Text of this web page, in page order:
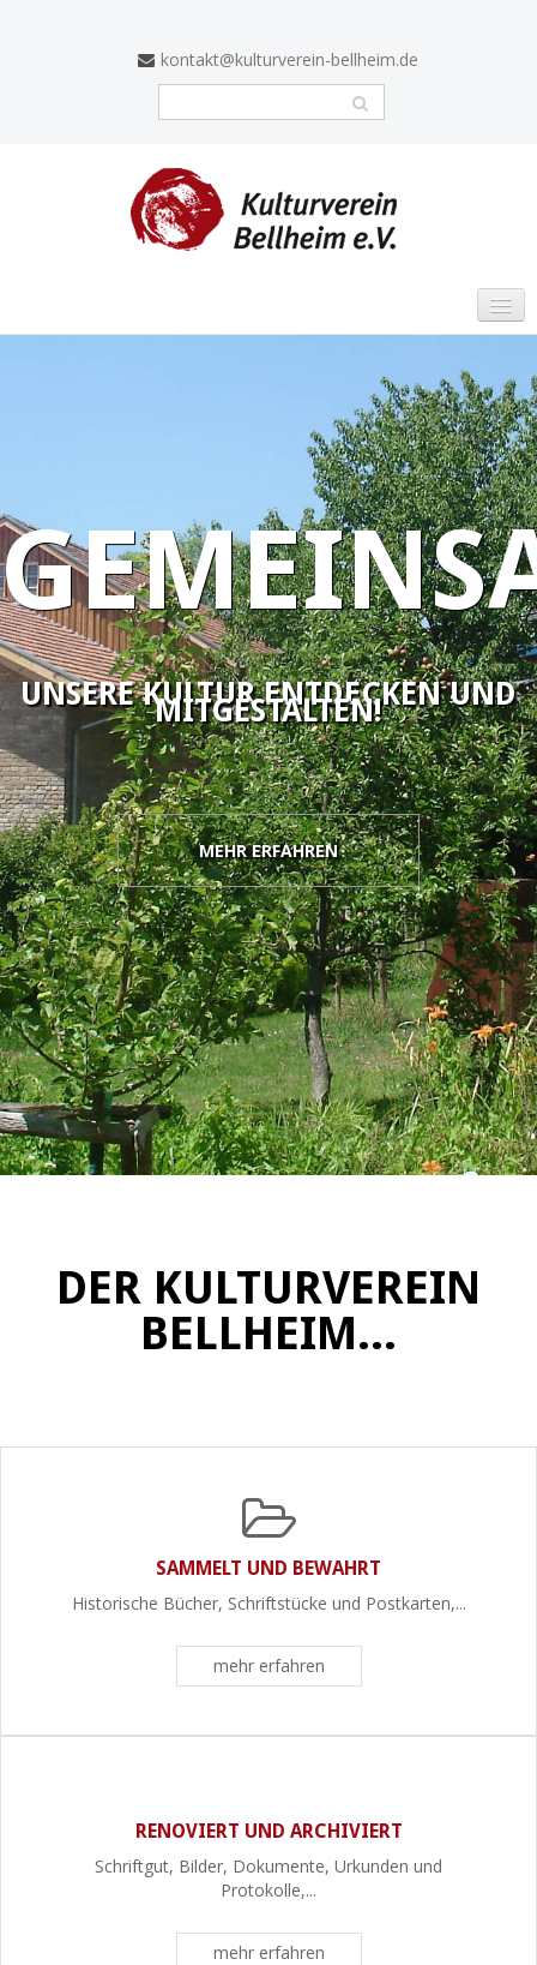
kontakt@kulturverein-bellheim.de
Kulturwerkstatt „Alter Kindergarten“
Historischer Arbeitskreis
Zeittafel
Auswanderung
Genealogie
Publikationen
Queichlinie
Stempel
KONTAKT
UNSERE KULTUR ENTDECKEN UND
MITGESTALTEN!
MEHR ERFAHREN
DER KULTURVEREIN
BELLHEIM...
SAMMELT UND BEWAHRT
Historische Bücher, Schriftstücke und Postkarten,...
mehr erfahren
RENOVIERT UND ARCHIVIERT
Schriftgut, Bilder, Dokumente, Urkunden und
Protokolle,...
mehr erfahren